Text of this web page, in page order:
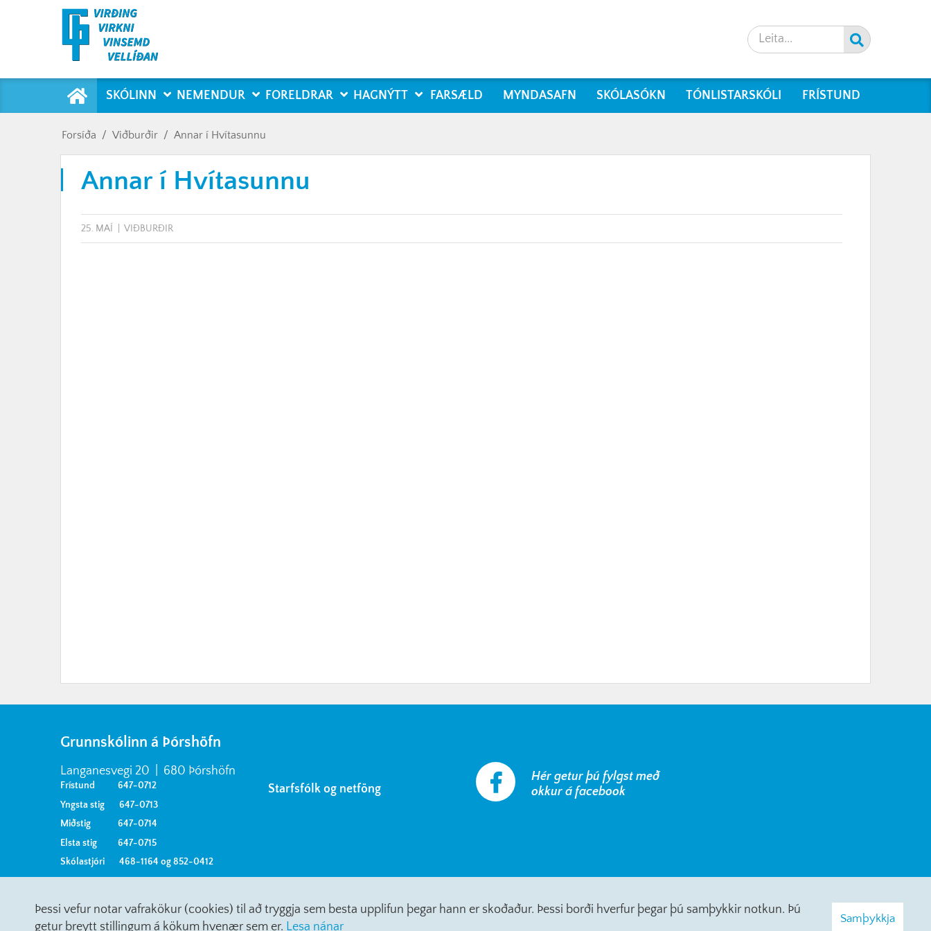
ForsíðaSKÓLINN NEMENDUR FORELDRAR HAGNÝTT FARSÆLD MYNDASAFN SKÓLASÓKN TÓNLISTARSKÓLI FRÍSTUND
Leita
Forsíða / Viðburðir / Annar í Hvítasunnu
Annar í Hvítasunnu
25. MAÍ VIÐBURÐIR
Grunnskólinn á Þórshöfn
Langanesvegi 20 | 680 Þórshöfn
Frístund 647-0712
Yngsta stig 647-0713
Miðstig 647-0714
Elsta stig 647-0715
Skólastjóri 468-1164 og 852-0412
Starfsfólk og netföng
Hér getur þú fylgst með
okkur á facebook
Þessi vefur notar vafrakökur (cookies) til að tryggja sem besta upplifun þegar hann er skoðaður. Þessi borði hverfur þegar þú samþykkir notkun. Þú
getur breytt stillingum á kökum hvenær sem er. Lesa nánar
Samþykkja